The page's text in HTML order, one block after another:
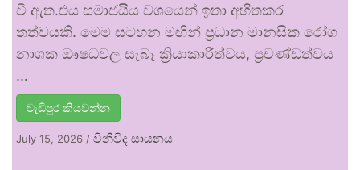
වී ඇත.එය සමාජයීය වශයෙන් ඉතා අහිතකර
තත්වයකි. මෙම සටහන මඟින් ප්‍රධාන මානසික රෝග
නාශක ඖෂධවල සැබෑ ක්‍රියාකාරීත්වය, ප්‍රචණ්ඩත්වය
…
වැඩිපුර කියවන්න
July 15, 2026 / විනිවිද සායනය